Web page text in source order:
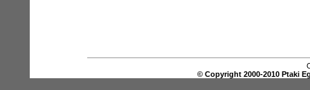
© Copyright 2000-2010 Ptaki